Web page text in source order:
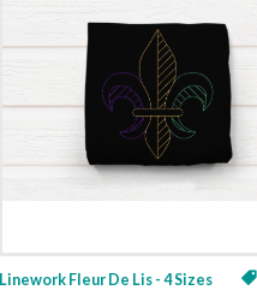
Linework Fleur De Lis - 4 Sizes